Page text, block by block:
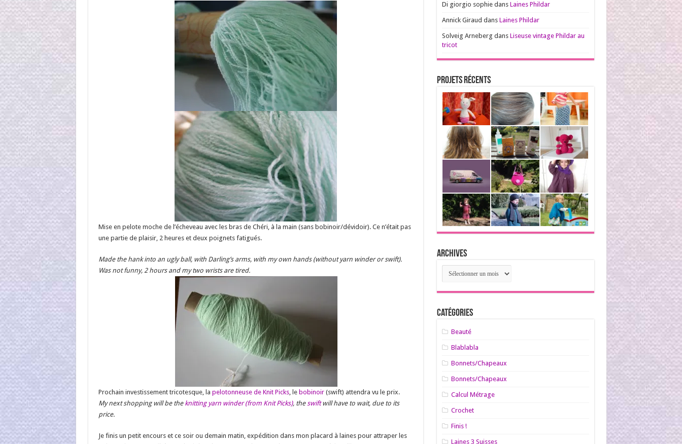
Mise en pelote moche de l’écheveau avec les bras de Chéri, à la main (sans bobinoir/dévidoir). Ce n’était pas
une partie de plaisir, 2 heures et deux poignets fatigués.
Made the hank into an ugly ball, with Darling’s arms, with my own hands (without yarn winder or swift).
Was not funny, 2 hours and my two wrists are tired.
Prochain investissement tricotesque, la pelotonneuse de Knit Picks, le bobinoir(swift) attendra vu le prix.
My next shopping will be the knitting yarn winder (from Knit Picks), theswiftwill have to wait, due to its
price.
Je finis un petit encours et ce soir ou demain matin, expédition dans mon placard à laines pour attraper les
Di giorgio sophiedans Laines Phildar
Annick Giraud dans Laines Phildar
Solveig Arneberg dans Liseuse vintage Phildar au
tricot
Projets récents
Archives
Archives
Catégories
Beauté
Blablabla
Bonnets/Chapeaux
Bonnets/Chapeaux
Calcul Métrage
Crochet
Finis !
Laines 3 Suisses